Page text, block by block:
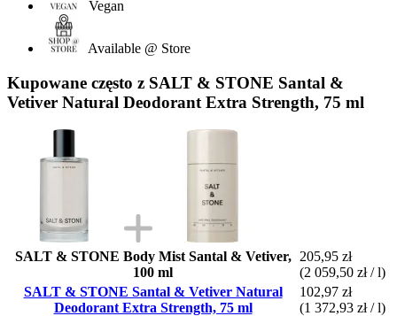
Vegan
Available @ Store
Kupowane często z SALT & STONE Santal &
Vetiver Natural Deodorant Extra Strength, 75 ml
SALT & STONE Body Mist Santal & Vetiver,
100 ml
205,95 zł
(2 059,50 zł / l)
SALT & STONE Santal & Vetiver Natural
Deodorant Extra Strength, 75 ml
102,97 zł
(1 372,93 zł / l)